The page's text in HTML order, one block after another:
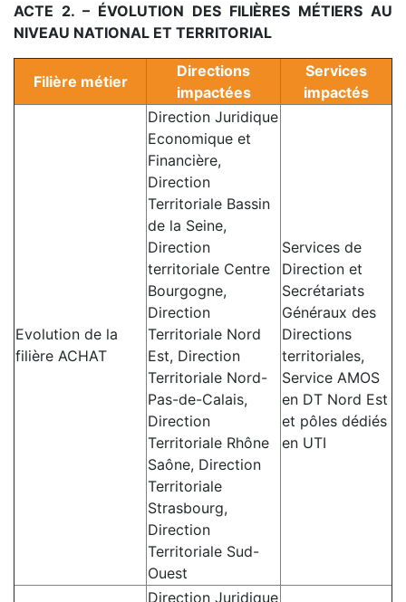
ACTE 2. – ÉVOLUTION DES FILIÈRES MÉTIERS AU
NIVEAU NATIONAL ET TERRITORIAL
Filière métier
Directions
impactées
Services
impactés
Evolution de la
filière ACHAT
Direction Juridique
Economique et
Financière,
Direction
Territoriale Bassin
de la Seine,
Direction
territoriale Centre
Bourgogne,
Direction
Territoriale Nord
Est, Direction
Territoriale Nord-
Pas-de-Calais,
Direction
Territoriale Rhône
Saône, Direction
Territoriale
Strasbourg,
Direction
Territoriale Sud-
Ouest
Services de
Direction et
Secrétariats
Généraux des
Directions
territoriales,
Service AMOS
en DT Nord Est
et pôles dédiés
en UTI
Direction Juridique